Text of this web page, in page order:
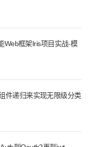
Web框架Iris项目实战-模
件递归来实现无限级分类